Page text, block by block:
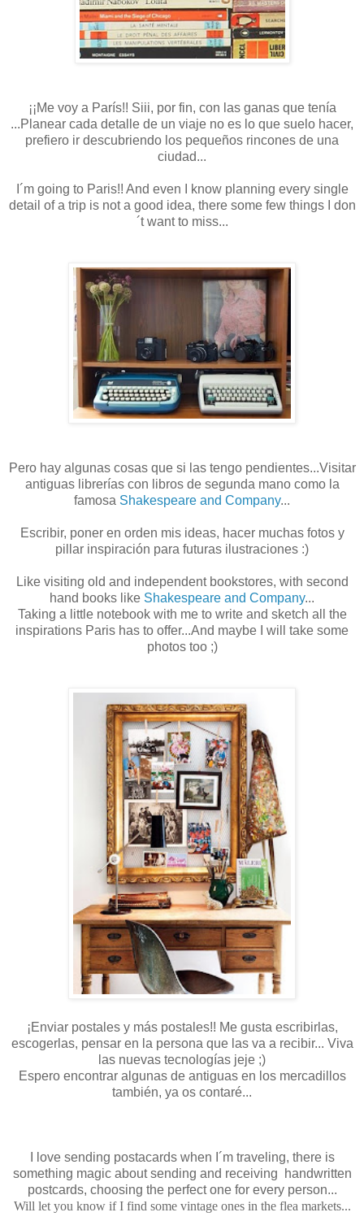
¡¡Me voy a París!! Siii, por fin, con las ganas que tenía
...Planear cada detalle de un viaje no es lo que suelo hacer,
prefiero ir descubriendo los pequeños rincones de una
ciudad...
I´m going to Paris!! And even I know planning every single
detail of a trip is not a good idea, there some few things I don
´t want to miss...
Pero hay algunas cosas que si las tengo pendientes...Visitar
antiguas librerías con libros de segunda mano como la
famosa Shakespeare and Company...
Escribir, poner en orden mis ideas, hacer muchas fotos y
pillar inspiración para futuras ilustraciones :)
Like visiting old and independent bookstores, with second
hand books like Shakespeare and Company...
Taking a little notebook with me to write and sketch all the
inspirations Paris has to offer...And maybe I will take some
photos too ;)
¡Enviar postales y más postales!! Me gusta escribirlas,
escogerlas, pensar en la persona que las va a recibir... Viva
las nuevas tecnologías jeje ;)
Espero encontrar algunas de antiguas en los mercadillos
también, ya os contaré...
I love sending postacards when I´m traveling, there is
something magic about sending and receiving handwritten
postcards, choosing the perfect one for every person...
Will let you know if I find some vintage ones in the flea markets...